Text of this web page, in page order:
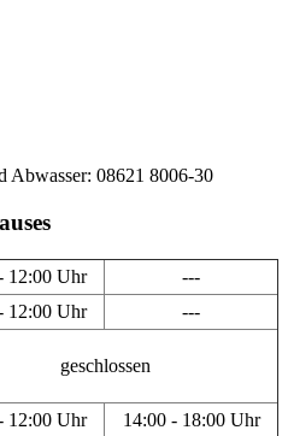
Abwasser: 08621 8006-30
12:00 Uhr
---
12:00 Uhr ---
geschlossen
12:00 Uhr
14:00 - 18:00 Uhr